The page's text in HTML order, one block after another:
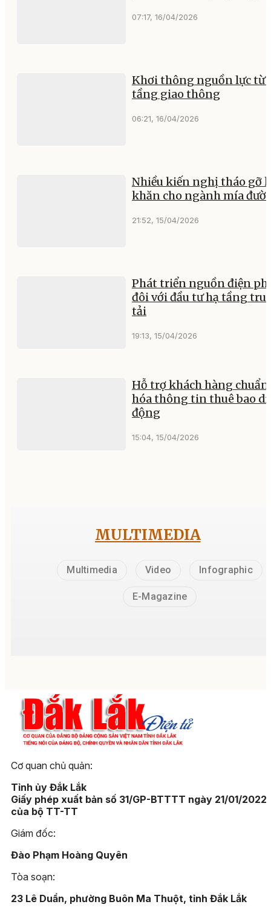
07:17, 16/04/2026
Khơi thông nguồn lực từ
tầng giao thông
06:21, 16/04/2026
Nhiều kiến nghị tháo gỡ
khăn cho ngành mía
21:52, 15/04/2026
Phát triển nguồn điện
đôi với đầu tư hạ tầng
tải
19:13, 15/04/2026
Hỗ trợ khách hàng chuẩn
hóa thông tin thuê bao di
động
15:04, 15/04/2026
MULTIMEDIA
Multimedia Video Infographic
E-Magazine
Cơ quan chủ quản:
Tỉnh ủy Đắk Lắk
Giấy phép xuất bản số 31/GP-BTTTT ngày 21/01/2022
của bộ TT-TT
Giám đốc:
Đào Phạm Hoàng Quyên
Tòa soạn:
23 Lê Duẩn, phường Buôn Ma Thuột, tỉnh Đắk Lắk